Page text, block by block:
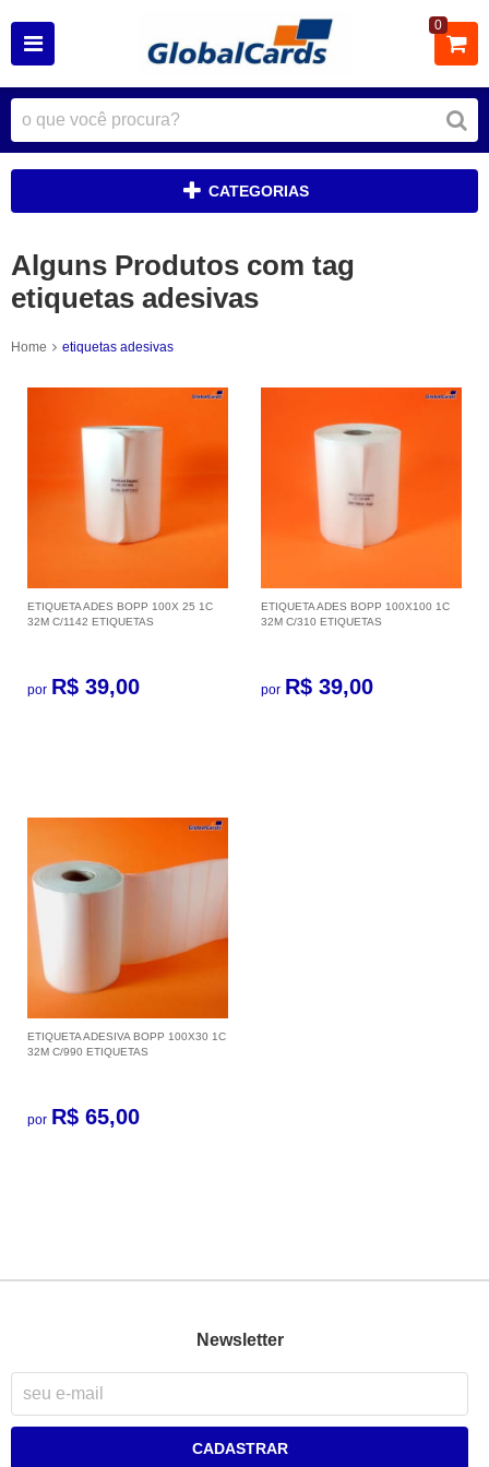
0
CATEGORIAS
Alguns Produtos com tag
etiquetas adesivas
Home etiquetas adesivas
ETIQUETA ADES BOPP 100X 25 1C
32M C/1142 ETIQUETAS
por R$ 39,00
ETIQUETA ADES BOPP 100X100 1C
32M C/310 ETIQUETAS
por R$ 39,00
ETIQUETA ADESIVA BOPP 100X30 1C
32M C/990 ETIQUETAS
por R$ 65,00
Newsletter
CADASTRAR